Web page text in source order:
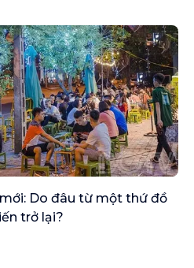
Do đâu từ một thứ đồ
trở lại?